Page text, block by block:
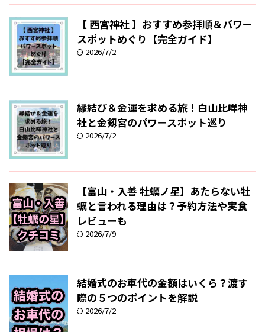
【 西宮神社 】おすすめ参拝順＆パワー
スポットめぐり【完全ガイド】
2026/7/2
縁結び＆金運を求める旅！白山比咩神
社と金剱宮のパワースポット巡り
2026/7/2
【富山・入善 牡蠣ノ星】あたらない牡
蠣と言われる理由は？予約方法や実食
レビューも
2026/7/9
結婚式のお車代の金額はいくら？渡す
際の５つのポイントを解説
2026/7/2